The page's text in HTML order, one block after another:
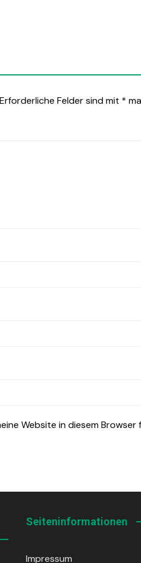
Erforderliche Felder sind mit *
Website in diesem
Seiteninformationen
Impressum